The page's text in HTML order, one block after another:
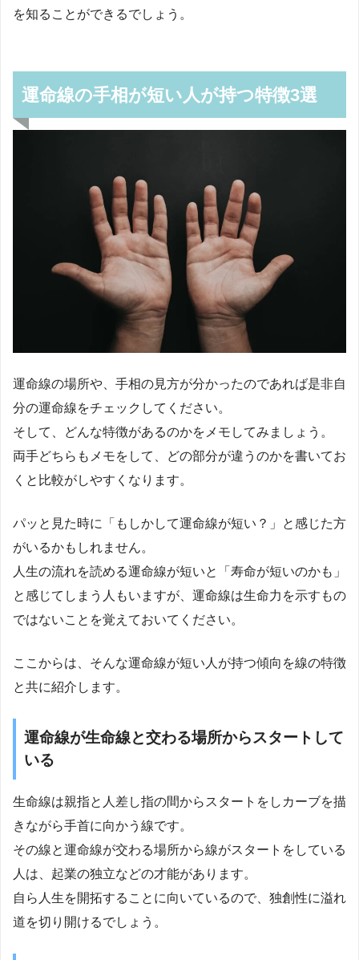
を知ることができるでしょう。
運命線の手相が短い人が持つ特徴3選
運命線の場所や、手相の見方が分かったのであれば是非自
分の運命線をチェックしてください。
そして、どんな特徴があるのかをメモしてみましょう。
両手どちらもメモをして、どの部分が違うのかを書いてお
くと比較がしやすくなります。
パッと見た時に「もしかして運命線が短い？」と感じた方
がいるかもしれません。
人生の流れを読める運命線が短いと「寿命が短いのかも」
と感じてしまう人もいますが、運命線は生命力を示すもの
ではないことを覚えておいてください。
ここからは、そんな運命線が短い人が持つ傾向を線の特徴
と共に紹介します。
運命線が生命線と交わる場所からスタートして
いる
生命線は親指と人差し指の間からスタートをしカーブを描
きながら手首に向かう線です。
その線と運命線が交わる場所から線がスタートをしている
人は、起業の独立などの才能があります。
自ら人生を開拓することに向いているので、独創性に溢れ
道を切り開けるでしょう。